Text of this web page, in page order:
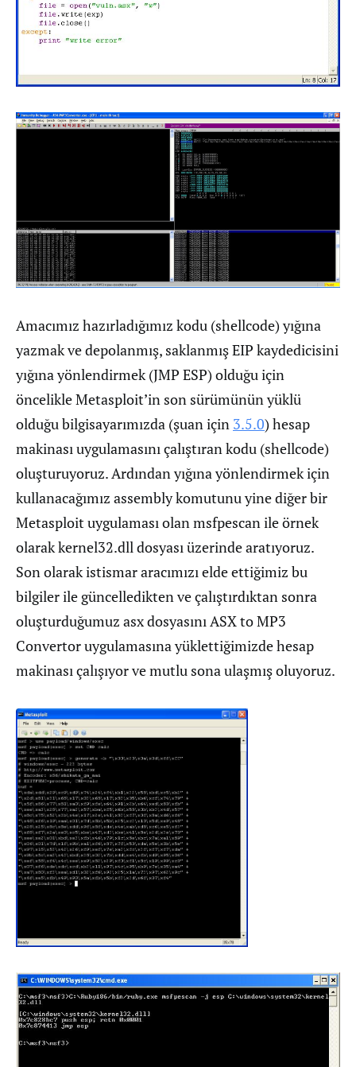
Amacımız hazırladığımız kodu (shellcode) yığına
yazmak ve depolanmış, saklanmış EIP kaydedicisini
yığına yönlendirmek (JMP ESP) olduğu için
öncelikle Metasploit’in son sürümünün yüklü
olduğu bilgisayarımızda (şuan için 3.5.0) hesap
makinası uygulamasını çalıştıran kodu (shellcode)
oluşturuyoruz. Ardından yığına yönlendirmek için
kullanacağımız assembly komutunu yine diğer bir
Metasploit uygulaması olan msfpescan ile örnek
olarak kernel32.dll dosyası üzerinde aratıyoruz.
Son olarak istismar aracımızı elde ettiğimiz bu
bilgiler ile güncelledikten ve çalıştırdıktan sonra
oluşturduğumuz asx dosyasını ASX to MP3
Convertor uygulamasına yüklettiğimizde hesap
makinası çalışıyor ve mutlu sona ulaşmış oluyoruz.